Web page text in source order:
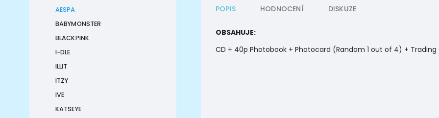
AESPA
BABYMONSTER
BLACKPINK
I-DLE
ILLIT
ITZY
IVE
KATSEYE
POPIS HODNOCENÍ DISKUZE
OBSAHUJE:
CD + 40p Photobook + Photocard (Random 1 out of 4) +